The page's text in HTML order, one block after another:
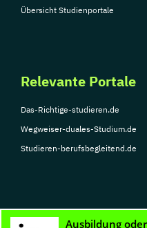
Übersicht Studienportale
Relevante Portale
Das-Richtige-studieren.de
Wegweiser-duales-Studium.de
Studieren-berufsbegleitend.de